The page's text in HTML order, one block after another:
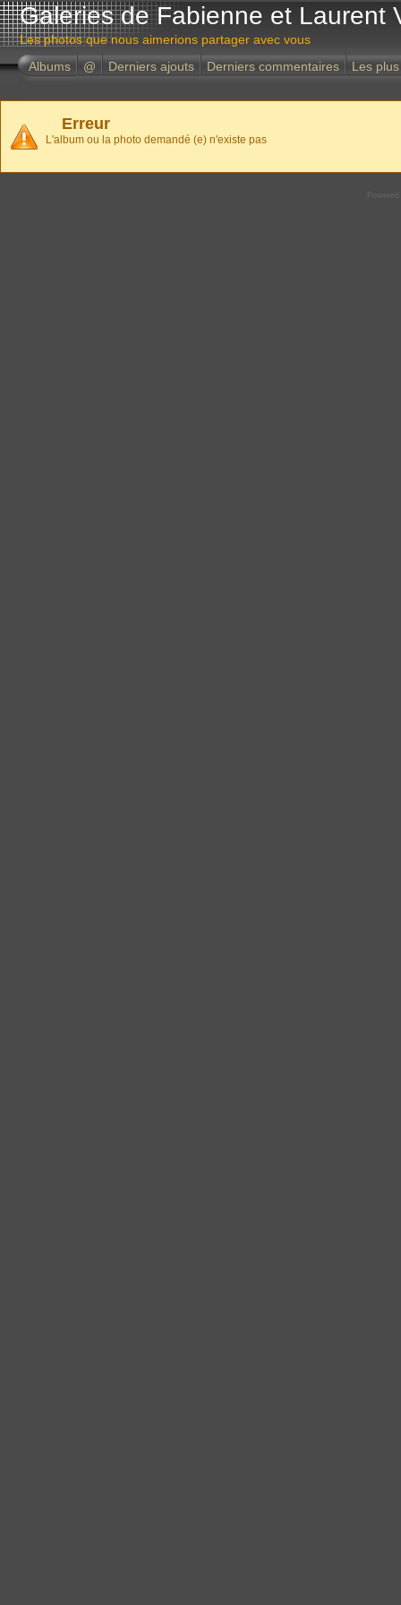
Galeries de Fabienne et Laurent
Les photos que nous aimerions partager avec vous
Albums
@ Derniers ajouts Derniers commentaires Les
Erreur
L'album ou la photo demandé (e) n'existe pas